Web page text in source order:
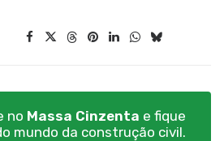
no Massa Cinzenta e fique
mundo da construção civil.